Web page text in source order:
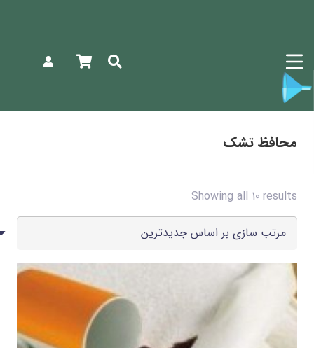
محافظ تشک
محافظ تشک
پنبه دوزی(5)
Showing all 10 results
Sorted
by
latest